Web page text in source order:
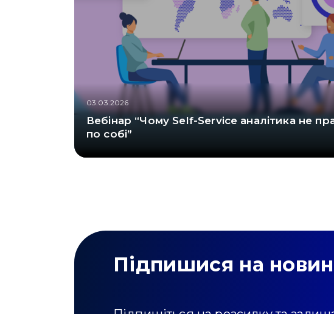
03.03.2026
Вебінар “Чому Self-Service аналітика не
по собі”
Підпишися на